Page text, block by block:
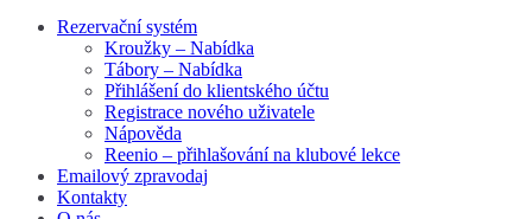
Rezervační systém
Kroužky – Nabídka
Tábory – Nabídka
Přihlášení do klientského účtu
Registrace nového uživatele
Nápověda
Reenio – přihlašování na klubové lekce
Emailový zpravodaj
Kontakty